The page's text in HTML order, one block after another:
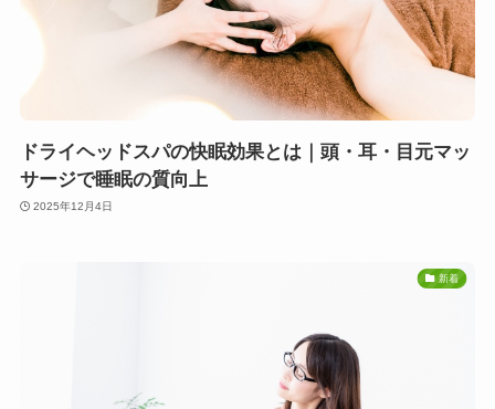
ドライヘッドスパの快眠効果とは｜頭・耳・目元マッ
サージで睡眠の質向上
2025年12月4日
新着